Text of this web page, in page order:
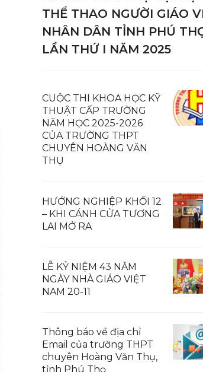
THỂ THAO NGƯỜI GIÁO
NHÂN DÂN TỈNH PHÚ
LẦN THỨ I NĂM 2025
CUỘC THI KHOA HỌC KỸ
THUẬT CẤP TRƯỜNG
NĂM HỌC 2025-2026
CỦA TRƯỜNG THPT
CHUYÊN HOÀNG VĂN
THỤ
HƯỚNG NGHIỆP KHỐI 12
– KHI CÁNH CỬA TƯƠNG
LAI MỞ RA
LỄ KỶ NIỆM 43 NĂM
NGÀY NHÀ GIÁO VIỆT
NAM 20-11
Thông báo về địa chỉ
Email của trường THPT
chuyên Hoàng Văn Thụ,
tỉnh Phú Thọ